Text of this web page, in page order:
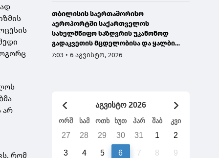
არ
რომ
თბილისის საერთაშორისო
აეროპორტში საქართველოს
სახელმწიფო საზღვრის უკანონოდ
გადაკვეთის მცდელობისა და ყალბი
დოკუმენტების გამოყენების
7:03 • 6 აგვისტო, 2026
აგვისტო 2026
ორშ სამ ოთხ ხუთ პარ შაბ კვი
27 28 29 30 31 1 2
3 4 5 6 7 8 9